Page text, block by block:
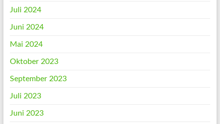
Juli 2024
Juni 2024
Mai 2024
Oktober 2023
September 2023
Juli 2023
Juni 2023